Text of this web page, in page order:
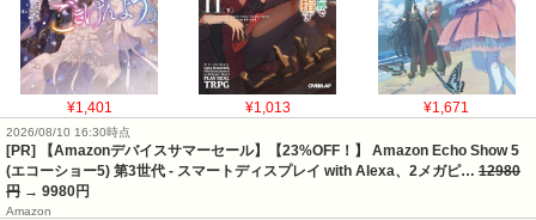
¥1,401 ¥1,013 ¥1,671
2026/08/10 16:30時点
[PR] 【Amazonデバイスサマーセール】【23%OFF！】 Amazon Echo Show 5
(エコーショー5) 第3世代 - スマートディスプレイ with Alexa、2メガピ… 12980
円 → 9980円
Amazon